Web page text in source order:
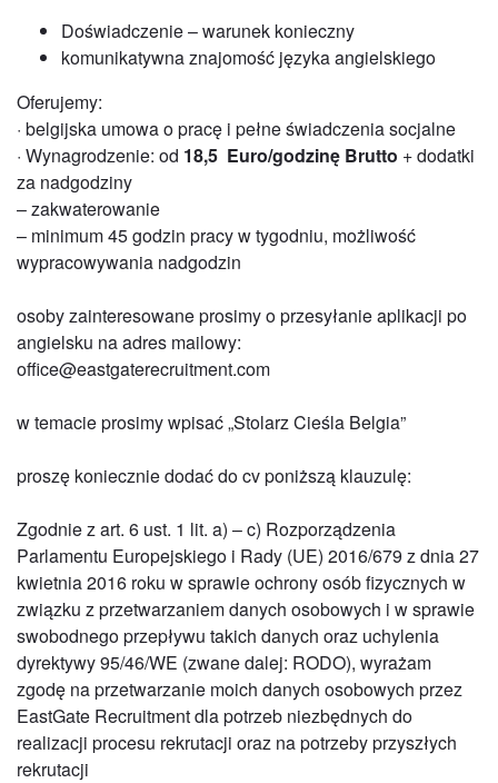
Doświadczenie – warunek konieczny
komunikatywna znajomość języka angielskiego
Oferujemy:
· belgijska umowa o pracę i pełne świadczenia socjalne
· Wynagrodzenie: od 18,5 Euro/godzinę Brutto + dodatki
za nadgodziny
– zakwaterowanie
– minimum 45 godzin pracy w tygodniu, możliwość
wypracowywania nadgodzin
osoby zainteresowane prosimy o przesyłanie aplikacji po
angielsku na adres mailowy:
office@eastgaterecruitment.com
w temacie prosimy wpisać „Stolarz Cieśla Belgia”
proszę koniecznie dodać do cv poniższą klauzulę:
Zgodnie z art. 6 ust. 1 lit. a) – c) Rozporządzenia
Parlamentu Europejskiego i Rady (UE) 2016/679 z dnia 27
kwietnia 2016 roku w sprawie ochrony osób fizycznych w
związku z przetwarzaniem danych osobowych i w sprawie
swobodnego przepływu takich danych oraz uchylenia
dyrektywy 95/46/WE (zwane dalej: RODO), wyrażam
zgodę na przetwarzanie moich danych osobowych przez
EastGate Recruitment dla potrzeb niezbędnych do
realizacji procesu rekrutacji oraz na potrzeby przyszłych
rekrutacji